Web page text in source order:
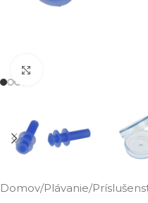
Domov/Plávanie/